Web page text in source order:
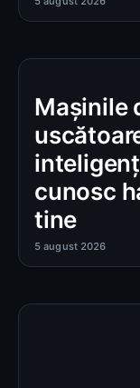
Mașinile
cunosc
tine
5 august 2026